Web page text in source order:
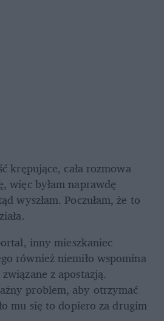
krępujące, cała rozmowa
więc byłam naprawdę
wyszłam. Poczułam, że to
inny mieszkaniec
również niemiło wspomina
z apostazją.
problem, aby otrzymać
mu się to dopiero za drugim